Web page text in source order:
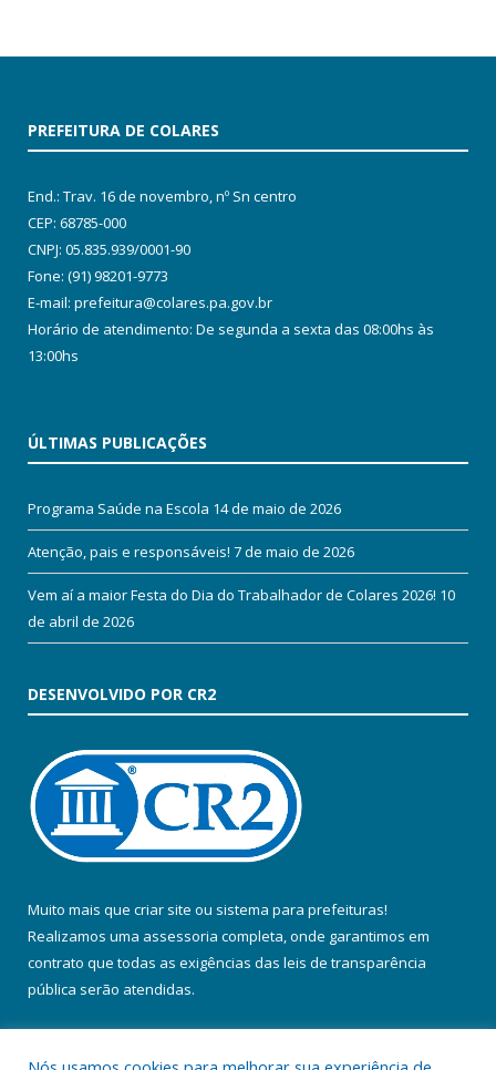
PREFEITURA DE COLARES
End.: Trav. 16 de novembro, nº Sn centro
CEP: 68785-000
CNPJ: 05.835.939/0001-90
Fone: (91) 98201-9773
E-mail: prefeitura@colares.pa.gov.br
Horário de atendimento: De segunda a sexta das 08:00hs às
13:00hs
ÚLTIMAS PUBLICAÇÕES
Programa Saúde na Escola 14 de maio de 2026
Atenção, pais e responsáveis! 7 de maio de 2026
Vem aí a maior Festa do Dia do Trabalhador de Colares 2026! 10
de abril de 2026
DESENVOLVIDO POR CR2
Muito mais que criar site ou sistema para prefeituras!
Realizamos uma assessoria completa, onde garantimos em
contrato que todas as exigências das leis de transparência
pública serão atendidas.